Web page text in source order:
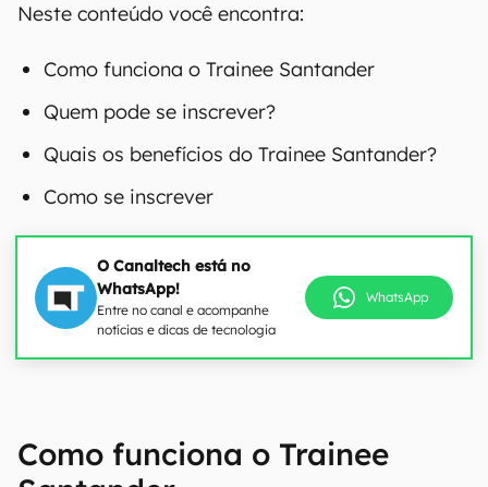
Neste conteúdo você encontra:
Como funciona o Trainee Santander
Quem pode se inscrever?
Quais os benefícios do Trainee Santander?
Como se inscrever
O Canaltech está no
WhatsApp!
Entre no canal e acompanhe
notícias e dicas de tecnologia
WhatsApp